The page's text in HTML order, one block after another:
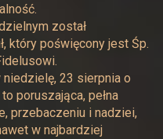
został
który poświęcony jest Śp.
23 sierpnia o
poruszająca, pełna
przebaczeniu i nadziei,
w najbardziej